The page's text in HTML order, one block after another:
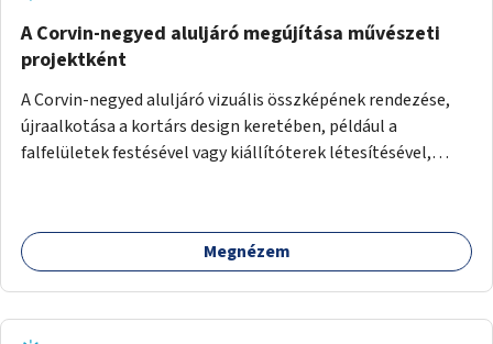
A Corvin-negyed aluljáró megújítása művészeti
projektként
A Corvin-negyed aluljáró vizuális összképének rendezése,
újraalkotása a kortárs design keretében, például a
falfelületek festésével vagy kiállítóterek létesítésével,
bemutatkozásra, szélesebb körben való ismertségre.
Megnézem